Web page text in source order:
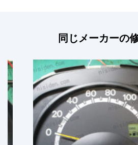
同じメーカーの